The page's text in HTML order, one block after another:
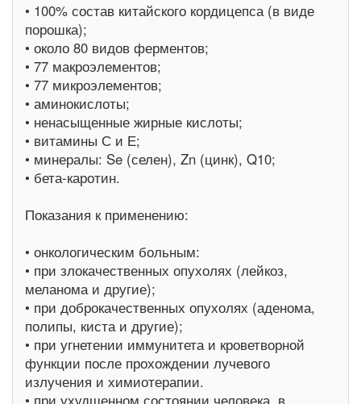
• 100% состав китайского кордицепса (в виде
порошка);
• около 80 видов ферментов;
• 77 макроэлементов;
• 77 микроэлементов;
• аминокислоты;
• ненасыщенные жирные кислоты;
• витамины С и Е;
• минералы: Se (селен), Zn (цинк), Q10;
• бета-каротин.
Показания к применению:
• онкологическим больным:
• при злокачественных опухолях (лейкоз,
меланома и другие);
• при доброкачественных опухолях (аденома,
полипы, киста и другие);
• при угнетении иммунитета и кроветворной
функции после прохождении лучевого
излучения и химиотерапии.
• при ухудшенном состоянии человека, в